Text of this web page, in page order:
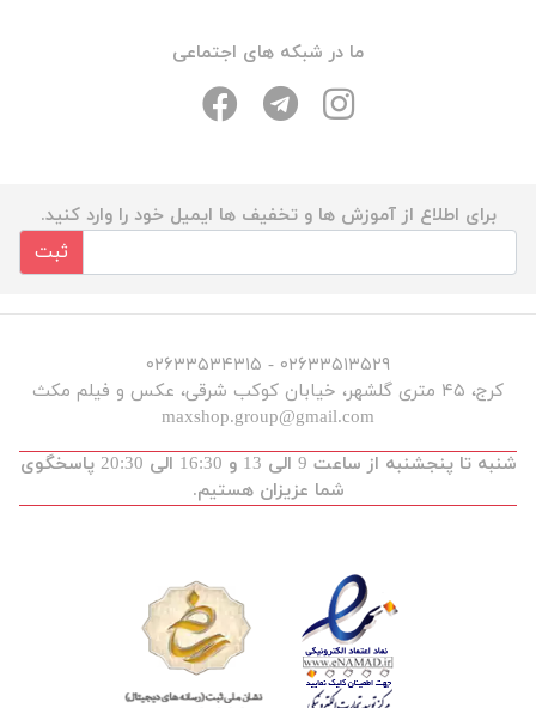
ما در شبکه های اجتماعی
برای اطلاع از آموزش ها و تخفیف ها ایمیل خود را وارد کنید.
ثبت
۰۲۶۳۳۵۱۳۵۲۹ - ۰۲۶۳۳۵۳۴۳۱۵
کرج، ۴۵ متری گلشهر، خیابان کوکب شرقی، عکس و فیلم مکث
maxshop.group@gmail.com
شنبه تا پنجشنبه از ساعت 9 الی 13 و 16:30 الی 20:30 پاسخگوی
شما عزیزان هستیم.